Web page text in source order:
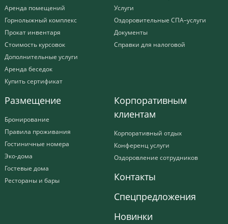
Аренда помещений
Горнолыжный комплекс
Прокат инвентаря
Стоимость курсовок
Дополнительные услуги
Аренда беседок
Купить сертификат
Услуги
Оздоровительные СПА–услуги
Документы
Справки для налоговой
Размещение
Бронирование
Правила проживания
Гостиничные номера
Эко-дома
Гостевые дома
Рестораны и бары
Корпоративным
клиентам
Корпоративный отдых
Конференц услуги
Оздоровление сотрудников
Контакты
Спецпредложения
Новинки